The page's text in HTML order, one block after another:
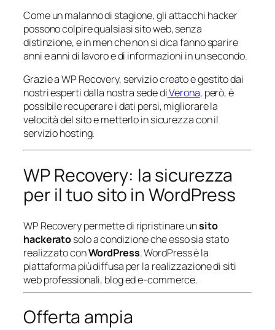
Come un malanno di stagione, gli attacchi hacker
possono colpire qualsiasi sito web, senza
distinzione, e in men che non si dica fanno sparire
anni e anni di lavoro e di informazioni in un secondo.
Grazie a WP Recovery, servizio creato e gestito dai
nostri esperti dalla nostra sede diVerona, però, è
possibile recuperare i dati persi, migliorare la
velocità del sito e metterlo in sicurezza con il
servizio hosting.
WP Recovery: la sicurezza
per il tuo sito in WordPress
WP Recovery permette di ripristinare unsito
hackeratosolo a condizione che esso sia stato
realizzato conWordPress. WordPress è la
piattaforma più diffusa per la realizzazione di siti
web professionali, blog ed e-commerce.
Offerta ampia